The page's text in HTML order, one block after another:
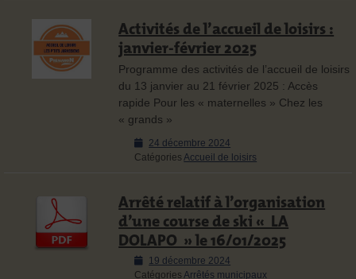
Activités de l’accueil de loisirs :
janvier-février 2025
Programme des activités de l’accueil de loisirs
du 13 janvier au 21 février 2025 : Accès
rapide Pour les « maternelles » Chez les
« grands »
Posted
on
24 décembre 2024
CatégoriesAccueil de loisirs
Arrêté relatif à l’organisation
d’une course de ski « LA
DOLAPO » le 16/01/2025
Posted
on
19 décembre 2024
CatégoriesArrêtés municipaux